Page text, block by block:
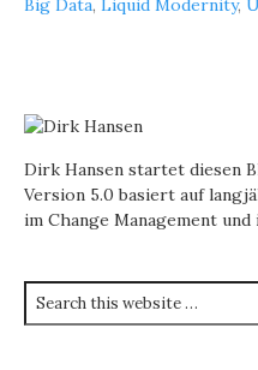
Big Data, Liquid Modernity,
Dirk Hansen startet diesen
Version 5.0 basiert auf
im Change Management